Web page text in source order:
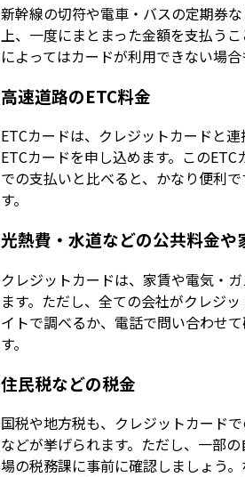
新幹線の切符や電車・バスの定期券
上、一度にまとまった金額を支払う
によってはカードが利用できない場合
高速道路のETC料金
ETCカードは、クレジットカードと
ETCカードを申し込めます。この
での支払いと比べると、かなり便利
す。
光熱費・水道などの公共料金や
クレジットカードは、家賃や電気・
ます。ただし、全ての会社がクレジ
イトで調べるか、電話で問い合わせ
す。
住民税などの税金
国税や地方税も、クレジットカード
などが挙げられます。ただし、一部
場の税務課に事前に確認しましょう